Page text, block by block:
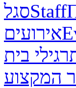
סגלStaff
אירועים
בית
המקצוע